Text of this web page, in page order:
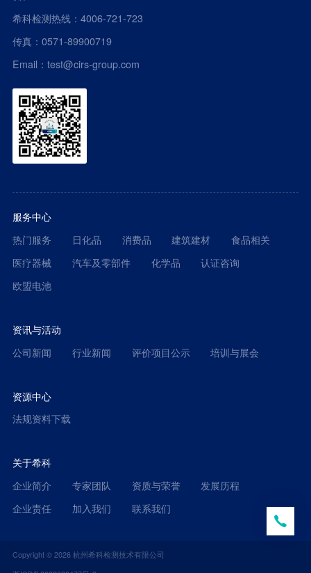
希科检测热线：4006-721-723
传真：0571-89900719
Email：test@cirs-group.com
服务中心
热门服务
日化品 消费品 建筑建材
食品相关
医疗器械
汽车及零部件 化学品
认证咨询
欧盟电池
资讯与活动
公司新闻
行业新闻 评价项目公示 培训与展会
资源中心
法规资料下载
关于希科
企业简介
专家团队 资质与荣誉
发展历程
企业责任
加入我们 联系我们
Copyright © 2026杭州希科检测技术有限公司